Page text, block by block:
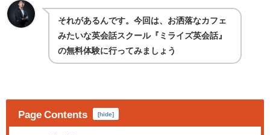
それがあるんです。今回は、お洒落なカフェ
みたいな英会話スクール『ミライズ英会話』
の無料体験に行ってみましょう
Page Contents [hide]